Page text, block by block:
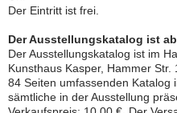
Der Eintritt ist frei.
Der Ausstellungskatalog ist
Der Ausstellungskatalog ist im
Kunsthaus Kasper, Hammer
84 Seiten umfassenden Katalog
sämtliche in der Ausstellung